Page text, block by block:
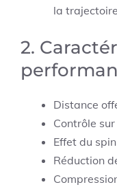
la trajectoire
2.
Distance
Contrôle
Effet du spin
Réduction